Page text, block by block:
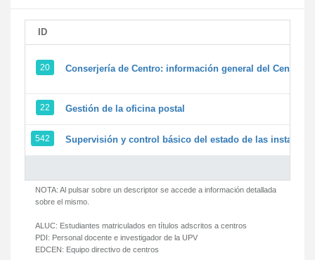
ID
20 Conserjería de Centro: información general del Centro y
22 Gestión de la oficina postal
542 Supervisión y control básico del estado de las
NOTA: Al pulsar sobre un descriptor se accede a información detallada
sobre el mismo.
ALUC: Estudiantes matriculados en títulos adscritos a centros
PDI: Personal docente e investigador de la UPV
EDCEN: Equipo directivo de centros